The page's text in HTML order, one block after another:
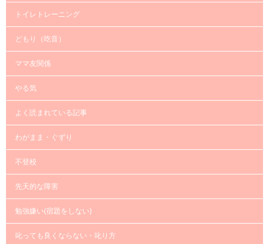
トイレトレーニング
どもり（吃音）
ママ友関係
やる気
よく読まれている記事
わがまま・ぐずり
不登校
先天的な障害
勉強嫌い(宿題をしない)
叱っても良くならない・叱り方